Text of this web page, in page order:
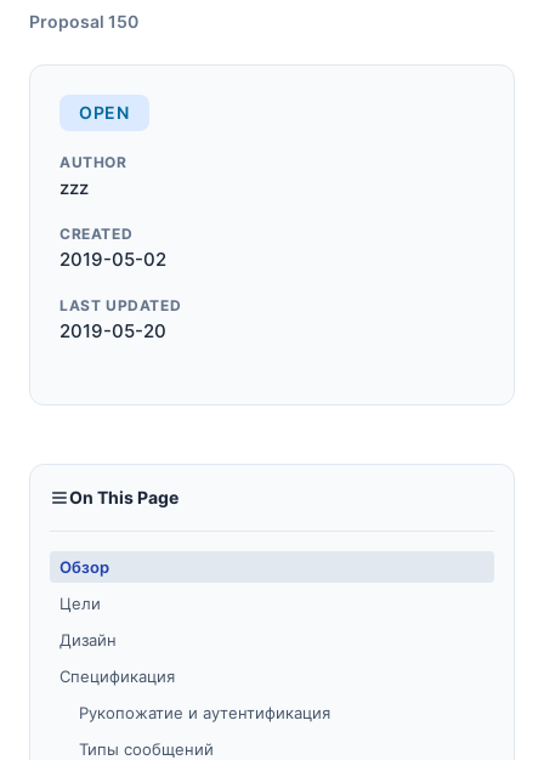
Proposal 150
OPEN
AUTHOR
zzz
CREATED
2019-05-02
LAST UPDATED
2019-05-20
On This Page
Обзор
Цели
Дизайн
Спецификация
Рукопожатие и аутентификация
Типы сообщений